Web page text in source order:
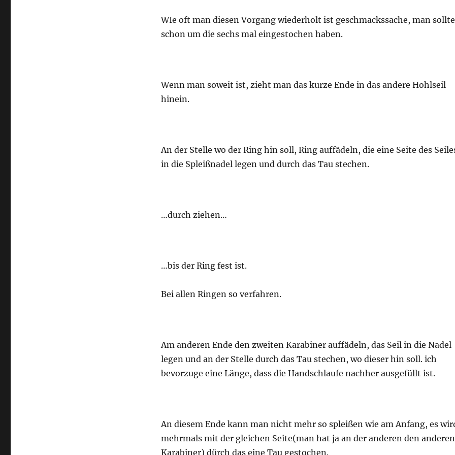
WIe oft man diesen Vorgang wiederholt ist geschmackssache, man sollte
schon um die sechs mal eingestochen haben.
Wenn man soweit ist, zieht man das kurze Ende in das andere Hohlseil
hinein.
An der Stelle wo der Ring hin soll, Ring auffädeln, die eine Seite des
in die Spleißnadel legen und durch das Tau stechen.
…durch ziehen…
…bis der Ring fest ist.
Bei allen Ringen so verfahren.
Am anderen Ende den zweiten Karabiner auffädeln, das Seil in die Nadel
legen und an der Stelle durch das Tau stechen, wo dieser hin soll. ich
bevorzuge eine Länge, dass die Handschlaufe nachher ausgefüllt ist.
An diesem Ende kann man nicht mehr so spleißen wie am Anfang, es
mehrmals mit der gleichen Seite(man hat ja an der anderen den anderen
Karabiner) dürch das eine Tau gestochen.